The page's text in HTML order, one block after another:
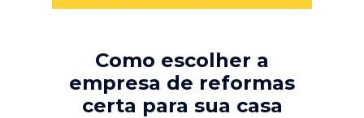
Como escolher a
empresa de reformas
certa para sua casa